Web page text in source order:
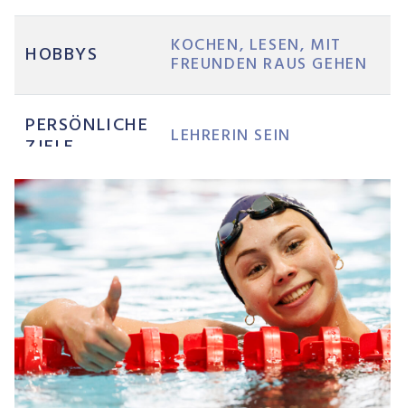
HOBBYS KOCHEN, LESEN, MIT
FREUNDEN RAUS GEHEN
PERSÖNLICHE
ZIELE LEHRERIN SEIN
FAVORITEN
PIZZA
GREEDY